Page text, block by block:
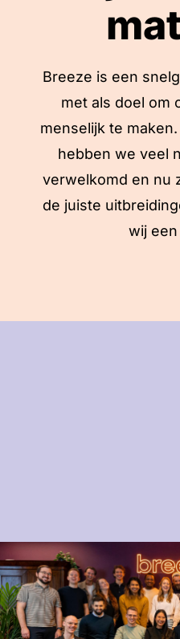
Breeze is een
met als doel om
menselijk te
hebben we veel
verwelkomd en nu
de juiste
wij